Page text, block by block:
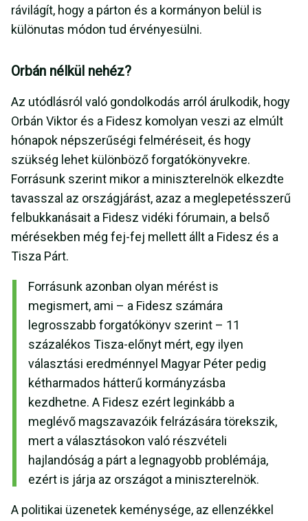
rávilágít, hogy a párton és a kormányon belül is
különutas módon tud érvényesülni.
Orbán nélkül nehéz?
Az utódlásról való gondolkodás arról árulkodik, hogy
Orbán Viktor és a Fidesz komolyan veszi az elmúlt
hónapok népszerűségi felméréseit, és hogy
szükség lehet különböző forgatókönyvekre.
Forrásunk szerint mikor a miniszterelnök elkezdte
tavasszal az országjárást, azaz a meglepetésszerű
felbukkanásait a Fidesz vidéki fórumain, a belső
mérésekben még fej-fej mellett állt a Fidesz és a
Tisza Párt.
Forrásunk azonban olyan mérést is
megismert, ami – a Fidesz számára
legrosszabb forgatókönyv szerint – 11
százalékos Tisza-előnyt mért, egy ilyen
választási eredménnyel Magyar Péter pedig
kétharmados hátterű kormányzásba
kezdhetne. A Fidesz ezért leginkább a
meglévő magszavazóik felrázására törekszik,
mert a választásokon való részvételi
hajlandóság a párt a legnagyobb problémája,
ezért is járja az országot a miniszterelnök.
A politikai üzenetek keménysége, az ellenzékkel